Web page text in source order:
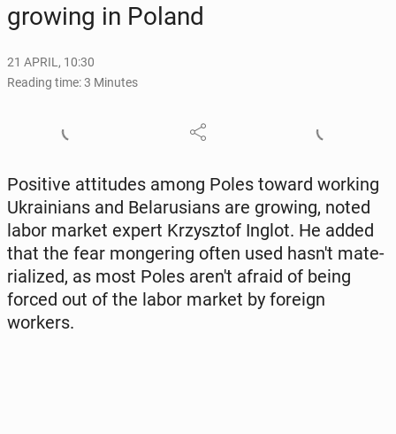
growing in Poland
21 APRIL, 10:30
Reading time: 3 Minutes
Pos­i­tive at­ti­tudes among Poles toward working
Ukraini­ans and Be­laru­sians are growing, noted
labor market expert Krzysztof Inglot. He added
that the fear mon­ger­ing often used hasn't ma­te­
ri­al­ized, as most Poles aren't afraid of being
forced out of the labor market by foreign
workers.